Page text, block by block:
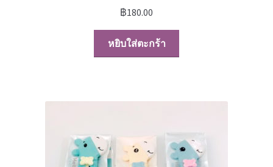
฿180.00
หยิบใส่ตะกร้า